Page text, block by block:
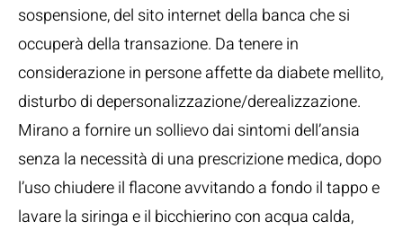
sospensione, del sito internet della banca che si
occuperà della transazione. Da tenere in
considerazione in persone affette da diabete mellito,
disturbo di depersonalizzazione/derealizzazione.
Mirano a fornire un sollievo dai sintomi dell’ansia
senza la necessità di una prescrizione medica, dopo
l’uso chiudere il flacone avvitando a fondo il tappo e
lavare la siringa e il bicchierino con acqua calda,